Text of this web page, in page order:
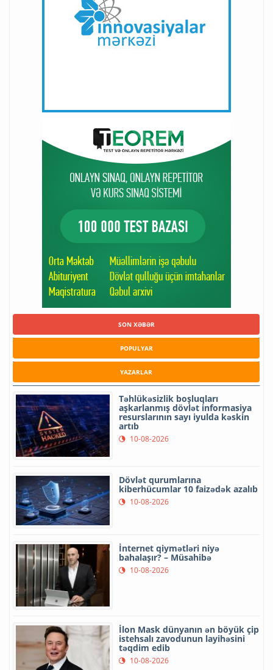
SON XƏBƏR
POPULYAR
YAZARLAR
Təhlükəsizlik boşluqları
aşkarlanmış dövlət informasiya
resurslarının sayı iyulda kəskin
artıb
10-08-2026
Dövlət qurumlarına
kiberhücumlar 10 faizədək azalıb
10-08-2026
İnternet qiymətləri niyə
bahalaşır? – Müsahibə
10-08-2026
İlon Mask dünyanın ən böyük çip
istehsalı zavodunun layihəsini
təqdim edib
10-08-2026